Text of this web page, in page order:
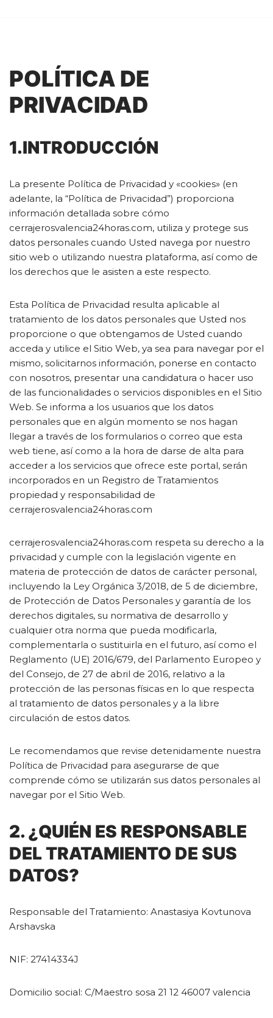
POLÍTICA DE
PRIVACIDAD
1.INTRODUCCIÓN
La presente Política de Privacidad y «cookies» (en
adelante, la “Política de Privacidad”) proporciona
información detallada sobre cómo
cerrajerosvalencia24horas.com, utiliza y protege sus
datos personales cuando Usted navega por nuestro
sitio web o utilizando nuestra plataforma, así como de
los derechos que le asisten a este respecto.
Esta Política de Privacidad resulta aplicable al
tratamiento de los datos personales que Usted nos
proporcione o que obtengamos de Usted cuando
acceda y utilice el Sitio Web, ya sea para navegar por el
mismo, solicitarnos información, ponerse en contacto
con nosotros, presentar una candidatura o hacer uso
de las funcionalidades o servicios disponibles en el Sitio
Web. Se informa a los usuarios que los datos
personales que en algún momento se nos hagan
llegar a través de los formularios o correo que esta
web tiene, así como a la hora de darse de alta para
acceder a los servicios que ofrece este portal, serán
incorporados en un Registro de Tratamientos
propiedad y responsabilidad de
cerrajerosvalencia24horas.com
cerrajerosvalencia24horas.com respeta su derecho a la
privacidad y cumple con la legislación vigente en
materia de protección de datos de carácter personal,
incluyendo la Ley Orgánica 3/2018, de 5 de diciembre,
de Protección de Datos Personales y garantía de los
derechos digitales, su normativa de desarrollo y
cualquier otra norma que pueda modificarla,
complementarla o sustituirla en el futuro, así como el
Reglamento (UE) 2016/679, del Parlamento Europeo y
del Consejo, de 27 de abril de 2016, relativo a la
protección de las personas físicas en lo que respecta
al tratamiento de datos personales y a la libre
circulación de estos datos.
Le recomendamos que revise detenidamente nuestra
Política de Privacidad para asegurarse de que
comprende cómo se utilizarán sus datos personales al
navegar por el Sitio Web.
2. ¿QUIÉN ES RESPONSABLE
DEL TRATAMIENTO DE SUS
DATOS?
Responsable del Tratamiento: Anastasiya Kovtunova
Arshavska
NIF: 27414334J
Domicilio social: C/Maestro sosa 21 12 46007 valencia